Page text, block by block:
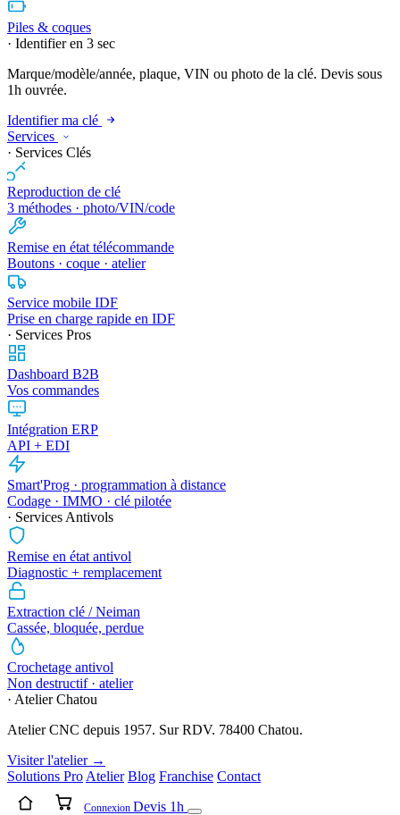
Piles & coques
· Identifier en 3 sec
Marque/modèle/année, plaque, VIN ou photo de la clé. Devis sous
1h ouvrée.
Identifier ma clé
Services
· Services Clés
Reproduction de clé
3 méthodes · photo/VIN/code
Remise en état télécommande
Boutons · coque · atelier
Service mobile IDF
Prise en charge rapide en IDF
· Services Pros
Dashboard B2B
Vos commandes
Intégration ERP
API + EDI
Smart'Prog · programmation à distance
Codage · IMMO · clé pilotée
· Services Antivols
Remise en état antivol
Diagnostic + remplacement
Extraction clé / Neiman
Cassée, bloquée, perdue
Crochetage antivol
Non destructif · atelier
· Atelier Chatou
Atelier CNC depuis 1957. Sur RDV. 78400 Chatou.
Visiter l'atelier →
Solutions Pro Atelier Blog Franchise Contact
Connexion Devis 1h